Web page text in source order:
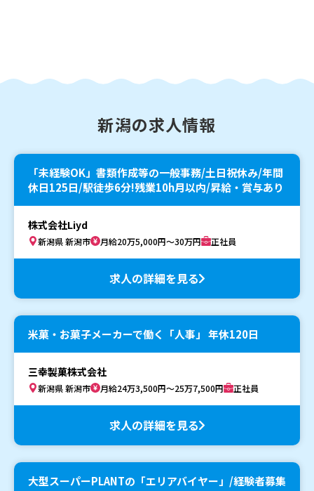
新潟の求人情報
「未経験OK」書類作成等の一般事務/土日祝休み/年間
休日125日/駅徒歩6分!残業10h月以内/昇給・賞与あり
株式会社Liyd
新潟県 新潟市 月給20万5,000円～30万円 正社員
求人の詳細を見る
米菓・お菓子メーカーで働く「人事」 年休120日
三幸製菓株式会社
新潟県 新潟市 月給24万3,500円～25万7,500円 正社員
求人の詳細を見る
大型スーパーPLANTの「エリアバイヤー」/経験者募集